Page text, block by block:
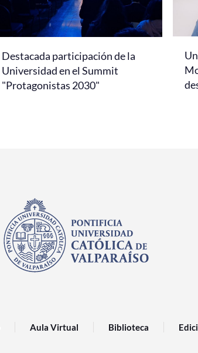
Destacada participación de la
Universidad en el Summit
"Protagonistas 2030"
Aula Virtual Biblioteca